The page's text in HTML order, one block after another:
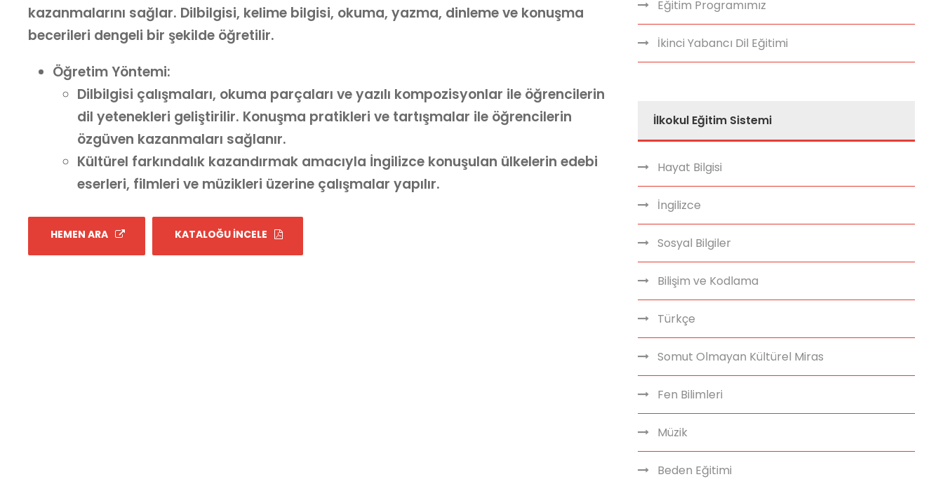
kazanmalarını sağlar. Dilbilgisi, kelime bilgisi, okuma, yazma, dinleme ve konuşma
becerileri dengeli bir şekilde öğretilir.
Öğretim Yöntemi:
Dilbilgisi çalışmaları, okuma parçaları ve yazılı kompozisyonlar ile öğrencilerin
dil yetenekleri geliştirilir. Konuşma pratikleri ve tartışmalar ile öğrencilerin
özgüven kazanmaları sağlanır.
Kültürel farkındalık kazandırmak amacıyla İngilizce konuşulan ülkelerin edebi
eserleri, filmleri ve müzikleri üzerine çalışmalar yapılır.
HEMEN ARA KATALOĞU İNCELE
Eğitim Programımız
İkinci Yabancı Dil Eğitimi
İlkokul Eğitim Sistemi
Hayat Bilgisi
İngilizce
Sosyal Bilgiler
Bilişim ve Kodlama
Türkçe
Somut Olmayan Kültürel Miras
Fen Bilimleri
Müzik
Beden Eğitimi